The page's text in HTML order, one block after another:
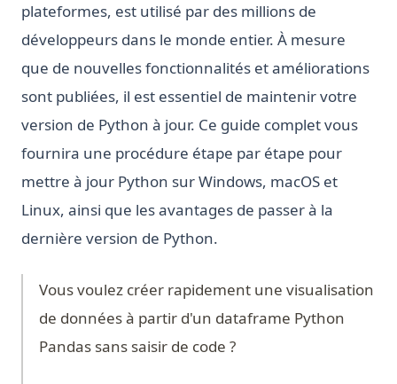
plateformes, est utilisé par des millions de
développeurs dans le monde entier. À mesure
que de nouvelles fonctionnalités et améliorations
sont publiées, il est essentiel de maintenir votre
version de Python à jour. Ce guide complet vous
fournira une procédure étape par étape pour
mettre à jour Python sur Windows, macOS et
Linux, ainsi que les avantages de passer à la
dernière version de Python.
Vous voulez créer rapidement une visualisation
de données à partir d'un dataframe Python
Pandas sans saisir de code ?